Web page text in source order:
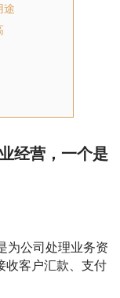
途
经营，一个是
为公司处理业务资
收客户汇款、支付